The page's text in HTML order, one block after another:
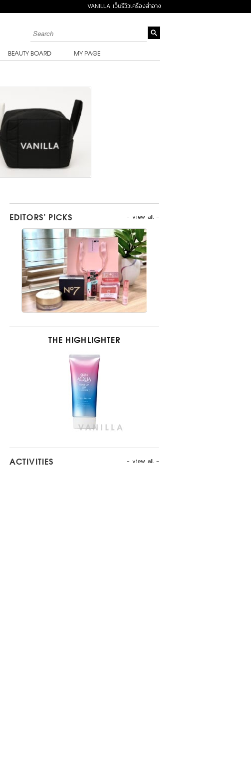
VANILLA เว็บรีวิวเครื่องสำอาง
BEAUTY BOARD MY PAGE
- view all -
EDITORS’ PICKS
THE HIGHLIGHTER
- view all -
ACTIVITIES